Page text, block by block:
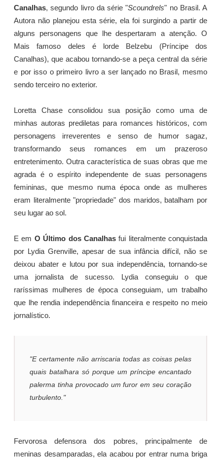
Canalhas, segundo livro da série "Scoundrels" no Brasil. A
Autora não planejou esta série, ela foi surgindo a partir de
alguns personagens que lhe despertaram a atenção. O
Mais famoso deles é lorde Belzebu (Príncipe dos
Canalhas), que acabou tornando-se a peça central da série
e por isso o primeiro livro a ser lançado no Brasil, mesmo
sendo terceiro no exterior.
Loretta Chase consolidou sua posição como uma de
minhas autoras prediletas para romances históricos, com
personagens irreverentes e senso de humor sagaz,
transformando seus romances em um prazeroso
entretenimento. Outra característica de suas obras que me
agrada é o espírito independente de suas personagens
femininas, que mesmo numa época onde as mulheres
eram literalmente "propriedade" dos maridos, batalham por
seu lugar ao sol.
E em O Último dos Canalhasfui literalmente conquistada
por Lydia Grenville, apesar de sua infância difícil, não se
deixou abater e lutou por sua independência, tornando-se
uma jornalista de sucesso. Lydia conseguiu o que
raríssimas mulheres de época conseguiam, um trabalho
que lhe rendia independência financeira e respeito no meio
jornalístico.
"E certamente não arriscaria todas as coisas pelas
quais batalhara só porque um príncipe encantado
palerma tinha provocado um furor em seu coração
turbulento."
Fervorosa defensora dos pobres, principalmente de
meninas desamparadas, ela acabou por entrar numa briga